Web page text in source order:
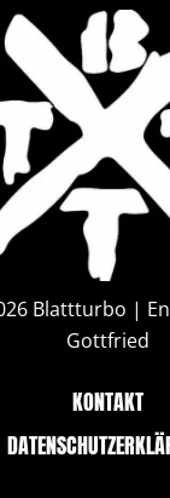
Blattturbo |
Gottfried
KONTAKT